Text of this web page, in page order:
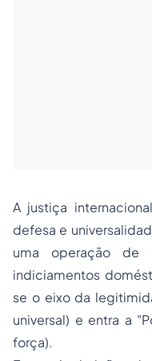
A justiça
defesa e
uma operação de
indiciamentos
se o eixo da
universal) e entra a
força).